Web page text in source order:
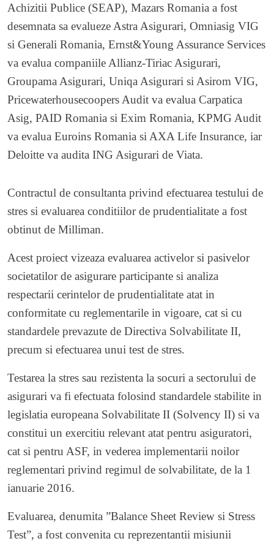
Achizitii Publice (SEAP), Mazars Romania a fost
desemnata sa evalueze Astra Asigurari, Omniasig VIG
si Generali Romania, Ernst&Young Assurance Services
va evalua companiile Allianz-Tiriac Asigurari,
Groupama Asigurari, Uniqa Asigurari si Asirom VIG,
Pricewaterhousecoopers Audit va evalua Carpatica
Asig, PAID Romania si Exim Romania, KPMG Audit
va evalua Euroins Romania si AXA Life Insurance, iar
Deloitte va audita ING Asigurari de Viata.
Contractul de consultanta privind efectuarea testului de
stres si evaluarea conditiilor de prudentialitate a fost
obtinut de Milliman.
Acest proiect vizeaza evaluarea activelor si pasivelor
societatilor de asigurare participante si analiza
respectarii cerintelor de prudentialitate atat in
conformitate cu reglementarile in vigoare, cat si cu
standardele prevazute de Directiva Solvabilitate II,
precum si efectuarea unui test de stres.
Testarea la stres sau rezistenta la socuri a sectorului de
asigurari va fi efectuata folosind standardele stabilite in
legislatia europeana Solvabilitate II (Solvency II) si va
constitui un exercitiu relevant atat pentru asiguratori,
cat si pentru ASF, in vederea implementarii noilor
reglementari privind regimul de solvabilitate, de la 1
ianuarie 2016.
Evaluarea, denumita ”Balance Sheet Review si Stress
Test”, a fost convenita cu reprezentantii misiunii